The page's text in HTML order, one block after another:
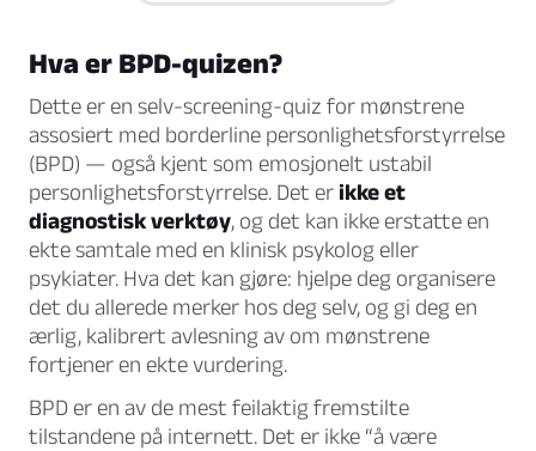
Hva er BPD-quizen?
Dette er en selv-screening-quiz for mønstrene
assosiert med borderline personlighetsforstyrrelse
(BPD) — også kjent som emosjonelt ustabil
personlighetsforstyrrelse. Det er ikke et
diagnostisk verktøy, og det kan ikke erstatte en
ekte samtale med en klinisk psykolog eller
psykiater. Hva det kan gjøre: hjelpe deg organisere
det du allerede merker hos deg selv, og gi deg en
ærlig, kalibrert avlesning av om mønstrene
fortjener en ekte vurdering.
BPD er en av de mest feilaktig fremstilte
tilstandene på internett. Det er ikke “å være